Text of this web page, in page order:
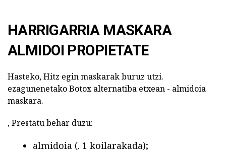
HARRIGARRIA MASKARA
ALMIDOI PROPIETATE
Hasteko, Hitz egin maskarak buruz utzi.
ezagunenetako Botox alternatiba etxean - almidoia
maskara.
, Prestatu behar duzu:
almidoia (. 1 koilarakada);